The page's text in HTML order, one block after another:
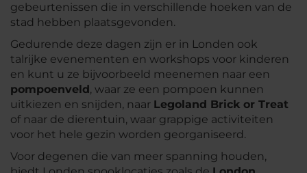
gebeurtenissen die in verschillende hoeken van de
stad hebben plaatsgevonden.
Gedurende deze dagen zijn er in Londen ook
talrijke evenementen en workshops voor kinderen
en kunt u ze bijvoorbeeld meenemen naar een
pompoenveld , waar ze een pompoen kunnen
uitkiezen en snijden, naar Legoland Brick or Treat
of naar de dierentuin, waar grappige activiteiten
voor het hele gezin worden georganiseerd.
Voor degenen die van meer spanning houden,